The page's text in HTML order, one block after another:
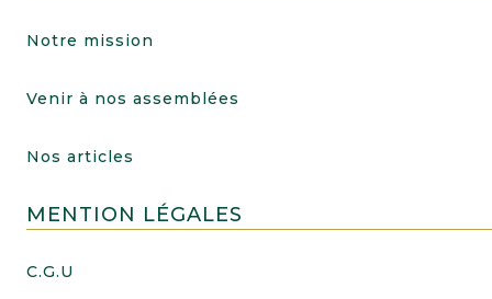
Notre mission
Venir à nos assemblées
Nos articles
MENTION LÉGALES
C.G.U